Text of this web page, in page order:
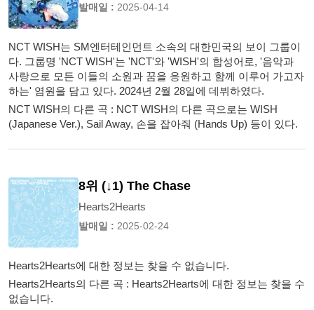
발매일 : 2025-04-14
NCT WISH는 SM엔터테인먼트 소속의 대한민국의 보이 그룹이
다. 그룹명 'NCT WISH'는 'NCT'와 'WISH'의 합성어로, '음악과
사랑으로 모든 이들의 소원과 꿈을 응원하고 함께 이루어 가고자
하는' 염원을 담고 있다. 2024년 2월 28일에 데뷔하였다.
NCT WISH의 다른 곡 : NCT WISH의 다른 곡으로는 WISH
(Japanese Ver.), Sail Away, 손을 잡아줘 (Hands Up) 등이 있다.
8위 (↓1) The Chase
Hearts2Hearts
발매일 : 2025-02-24
Hearts2Hearts에 대한 정보는 찾을 수 없습니다.
Hearts2Hearts의 다른 곡 : Hearts2Hearts에 대한 정보는 찾을 수
없습니다.